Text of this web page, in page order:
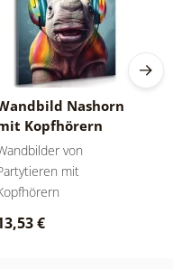
Nashorn
Kopfhörern
von
mit
€